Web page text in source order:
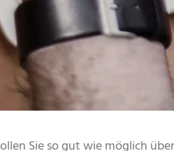
Sie so gut wie möglich